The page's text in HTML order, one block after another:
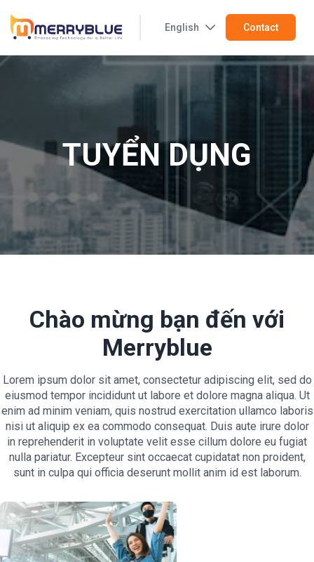
English Contact
TUYỂN DỤNG
Chào mừng bạn đến với
Merryblue
Lorem ipsum dolor sit amet, consectetur adipiscing elit, sed do
eiusmod tempor incididunt ut labore et dolore magna aliqua. Ut
enim ad minim veniam, quis nostrud exercitation ullamco laboris
nisi ut aliquip ex ea commodo consequat. Duis aute irure dolor
in reprehenderit in voluptate velit esse cillum dolore eu fugiat
nulla pariatur. Excepteur sint occaecat cupidatat non proident,
sunt in culpa qui officia deserunt mollit anim id est laborum.